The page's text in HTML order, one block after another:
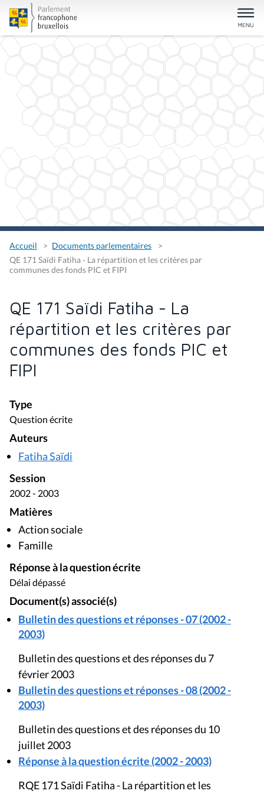
Accueil
Documents parlementaires
QE 171 Saïdi Fatiha - La répartition et les critères par
communes des fonds PIC et FIPI
QE 171 Saïdi Fatiha - La
répartition et les critères par
communes des fonds PIC et
FIPI
Type
Question écrite
Auteurs
Fatiha Saïdi
Session
2002 - 2003
Matières
Action sociale
Famille
Réponse à la question écrite
Délai dépassé
Document(s) associé(s)
Bulletin des questions et réponses - 07 (2002 -
2003)
Bulletin des questions et des réponses du 7
février 2003
Bulletin des questions et réponses - 08 (2002 -
2003)
Bulletin des questions et des réponses du 10
juillet 2003
Réponse à la question écrite (2002 - 2003)
RQE 171 Saïdi Fatiha - La répartition et les